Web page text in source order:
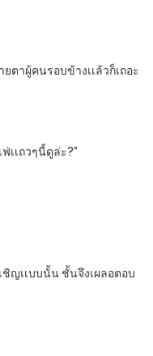
ตาผู้คนรอบข้างเเล้วก็เถอะ
เเถวๆนี้ดูล่ะ?”
ชิญ​เเบบนั้น​ ชั้นจึงเผลอตอบ